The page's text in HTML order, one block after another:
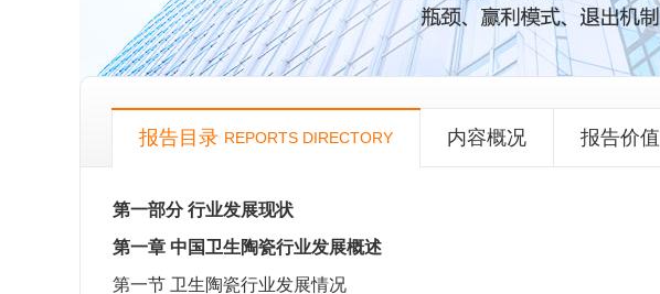
报告目录 REPORTS DIRECTORY 内容概况 报告价值
第一部分 行业发展现状
第一章 中国卫生陶瓷行业发展概述
第一节 卫生陶瓷行业发展情况